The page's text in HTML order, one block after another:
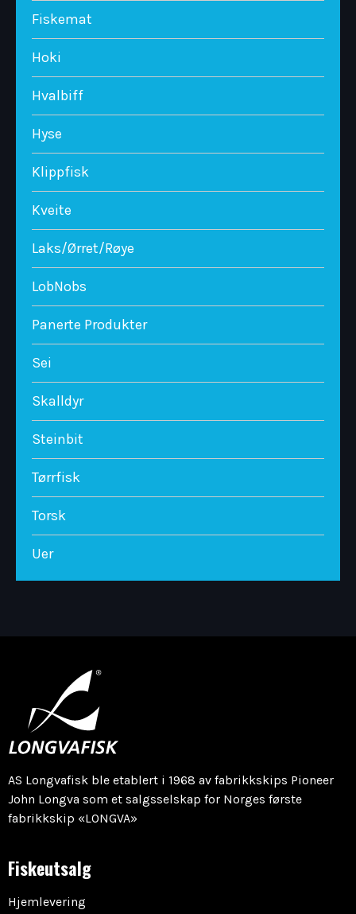
Fiskemat
Hoki
Hvalbiff
Hyse
Klippfisk
Kveite
Laks/Ørret/Røye
LobNobs
Panerte Produkter
Sei
Skalldyr
Steinbit
Tørrfisk
Torsk
Uer
AS Longvafisk ble etablert i 1968 av fabrikkskips Pioneer
John Longva som et salgsselskap for Norges første
fabrikkskip «LONGVA»
Fiskeutsalg
Hjemlevering